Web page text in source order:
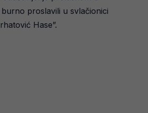
proslavili u svlačionici
Hase”.